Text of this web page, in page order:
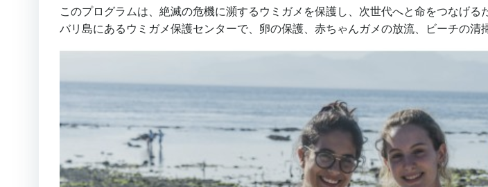
このプログラムは、絶滅の危機に瀕するウミガメを保護し、次世代へと命をつなげ
バリ島にあるウミガメ保護センターで、卵の保護、赤ちゃんガメの放流、ビーチの